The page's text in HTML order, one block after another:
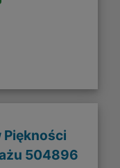
Piękności
504896